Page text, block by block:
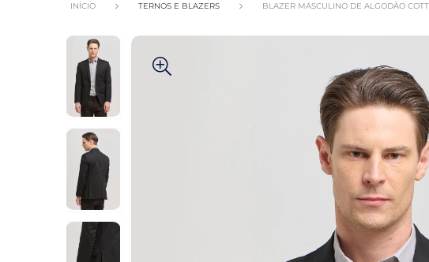
INÍCIO TERNOS E BLAZERS BLAZER MASCULINO DE ALGODÃO